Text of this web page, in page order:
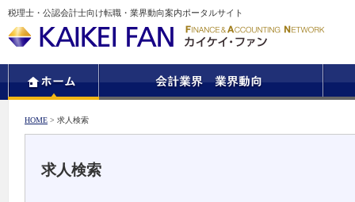
税理士・公認会計士向け転職・業界動向案内ポータルサイト
HOME > 求人検索
求人検索